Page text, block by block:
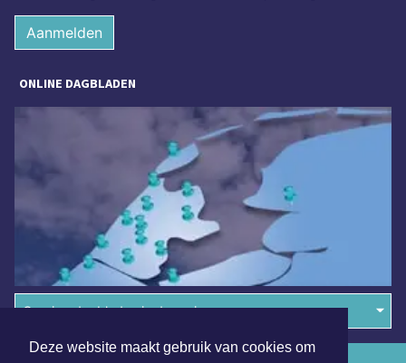
Deze website maakt gebruik van cookies om
Aanmelden
ONLINE DAGBLADEN
Overige dagbladen in de regio